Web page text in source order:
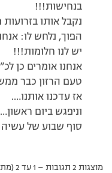
בנחישות!!!
נקבל אותו
הפוך, נלחש לו:
יש לנו חלומות!!!
אנחנו אומרים כן
טעם הרזון כבר
אז עדכנו אותנו….
וניפגש ביום ראשון…
סוף שבוע של
מוצגות 2 תגובות – 1 עד 2 (מתוך 2 סה״כ)